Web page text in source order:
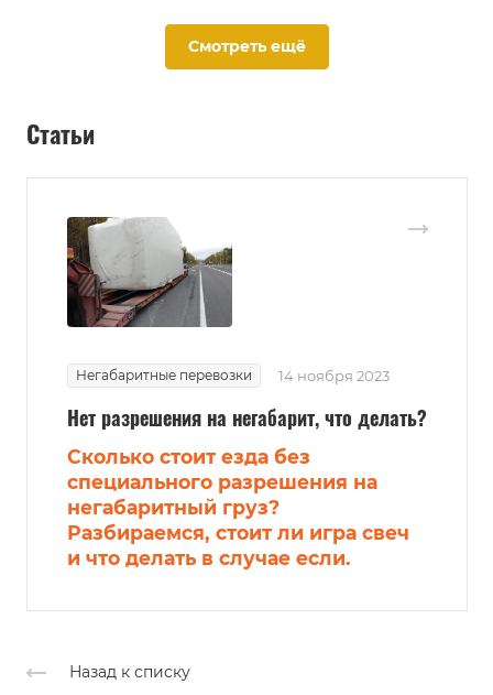
Смотреть ещё
Статьи
Негабаритные перевозки 14 ноября 2023
Нет разрешения на негабарит, что делать?
Сколько стоит езда без
специального разрешения на
негабаритный груз?
Разбираемся, стоит ли игра свеч
и что делать в случае если.
Назад к списку